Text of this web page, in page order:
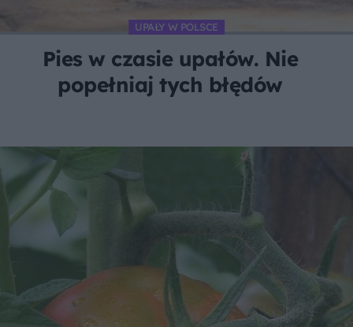
UPAŁY W POLSCE
Pies w czasie upałów. Nie
popełniaj tych błędów